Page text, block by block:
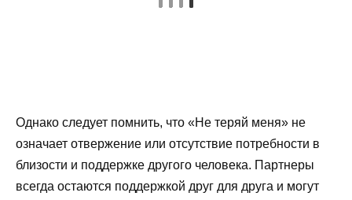
Однако следует помнить, что «Не теряй меня» не
означает отвержение или отсутствие потребности в
близости и поддержке другого человека. Партнеры
всегда остаются поддержкой друг для друга и могут